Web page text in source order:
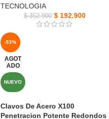
TECNOLOGIA
$352.900 $ 192.900
-53%
AGOT
ADO
NUEVO
Clavos De Acero X100
Penetracion Potente Redondos